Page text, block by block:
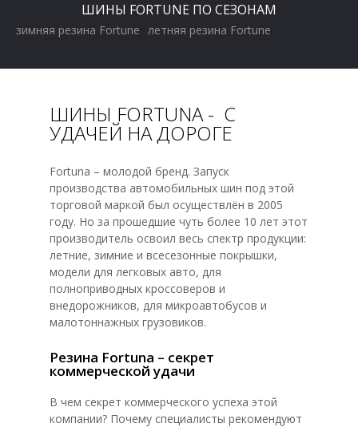
ШИНЫ FORTUNE ПО СЕЗОНАМ
зимняя резина Fortune летняя резина Fortune
ШИНЫ FORTUNA - С
УДАЧЕЙ НА ДОРОГЕ
Fortuna – молодой бренд. Запуск
производства автомобильных шин под этой
торговой маркой был осуществлён в 2005
году. Но за прошедшие чуть более 10 лет этот
производитель освоил весь спектр продукции:
летние, зимние и всесезонные покрышки,
модели для легковых авто, для
полноприводных кроссоверов и
внедорожников, для микроавтобусов и
малотоннажных грузовиков.
Резина Fortuna – секрет
коммерческой удачи
В чем секрет коммерческого успеха этой
компании? Почему специалисты рекомендуют